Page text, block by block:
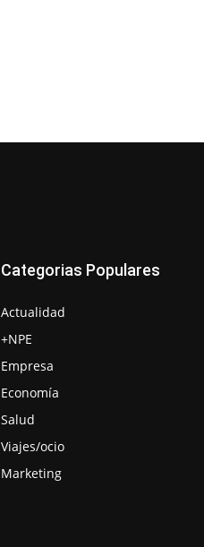
Categorias Populares
Actualidad
+NPE
Empresa
Economía
Salud
Viajes/ocio
Marketing